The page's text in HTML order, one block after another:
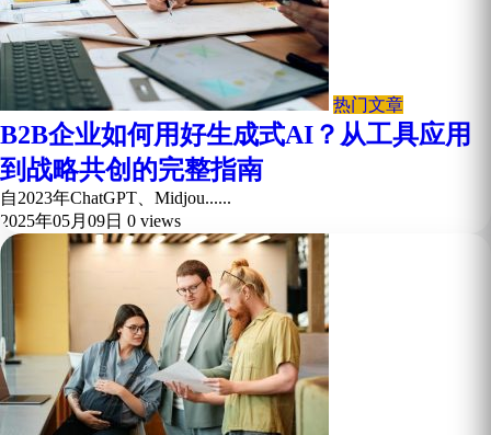
热门文章
B2B企业如何用好生成式AI？从工具应用
到战略共创的完整指南
自2023年ChatGPT、Midjou......
2025年05月09日 0 views